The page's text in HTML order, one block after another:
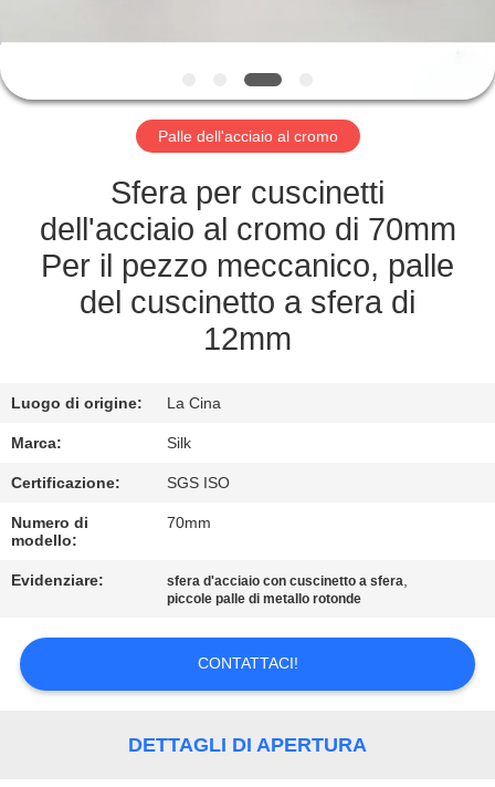
DI
QUALITÀ
CONTATTICI
NOTIZIE
UNA
CITAZIONE
DEL
SITO
PRIVACY
POLICY
Palle dell'acciaio al cromo
Sfera per cuscinetti
dell'acciaio al cromo di 70mm
Per il pezzo meccanico, palle
del cuscinetto a sfera di
12mm
Luogo di origine: La Cina
Marca: Silk
Certificazione: SGS ISO
Numero di
modello:
70mm
Evidenziare: sfera d'acciaio con cuscinetto a sfera,
piccole palle di metallo rotonde
CONTATTACI!
DETTAGLI DI APERTURA